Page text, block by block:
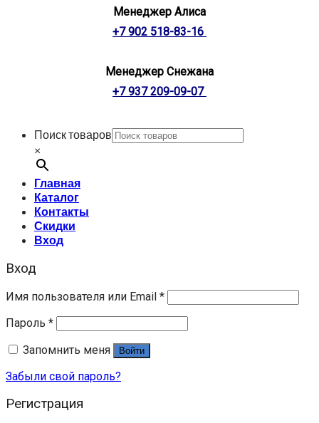
Менеджер Алиса
+7 902 518-83-16
Менеджер Снежана
+7 937 209-09-07
Поиск товаров
×
Главная
Каталог
Контакты
Скидки
Вход
Вход
Имя пользователя или Email *
Пароль *
Запомнить меня
Войти
Забыли свой пароль?
Регистрация